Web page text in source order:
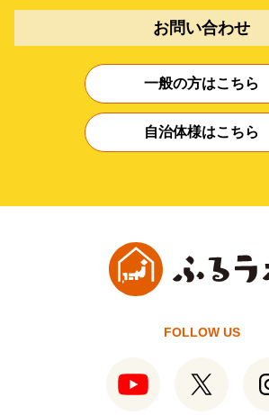
お問い合わせ
一般の方はこちら
自治体様はこちら
FOLLOW US